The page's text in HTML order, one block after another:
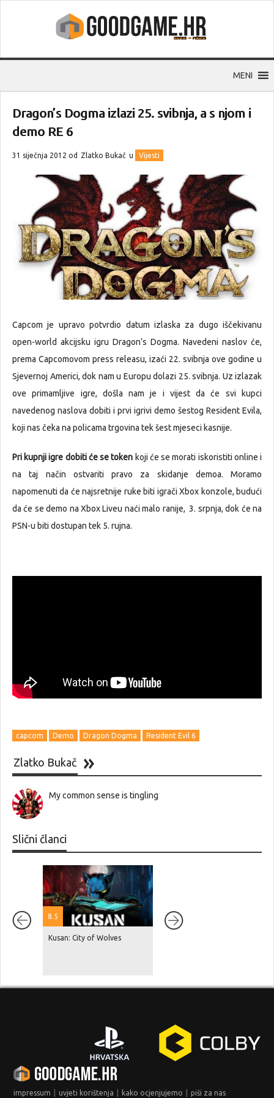
MENI
Dragon’s Dogma izlazi 25. svibnja, a s njom i
demo RE 6
31 siječnja 2012 od Zlatko Bukač u Vijesti
Capcom je upravo potvrdio datum izlaska za dugo iščekivanu
open-world akcijsku igru Dragon’s Dogma. Navedeni naslov će,
prema Capcomovom press releasu, izaći 22. svibnja ove godine u
Sjevernoj Americi, dok nam u Europu dolazi 25. svibnja. Uz izlazak
ove primamljive igre, došla nam je i vijest da će svi kupci
navedenog naslova dobiti i prvi igrivi demo šestog Resident Evila,
koji nas čeka na policama trgovina tek šest mjeseci kasnije.
Pri kupnji igre dobiti će se token koji će se morati iskoristiti online i
na taj način ostvariti pravo za skidanje demoa. Moramo
napomenuti da će najsretnije ruke biti igrači Xbox konzole, budući
da će se demo na Xbox Liveu naći malo ranije, 3. srpnja, dok će na
PSN-u biti dostupan tek 5. rujna.
capcom Demo Dragon Dogma Resident Evil 6
Zlatko Bukač
My common sense is tingling
Slični članci
8.5
Kusan: City of Wolves
impressum uvjeti korištenja kako ocjenjujemo piši za nas